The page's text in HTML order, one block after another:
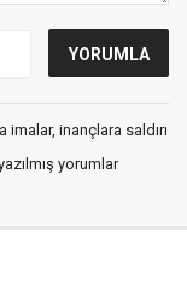
inançlara saldırı
yorumlar